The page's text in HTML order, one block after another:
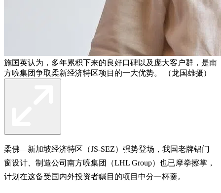
施国英认为，多年累积下来的良好口碑以及庞大客户群，是南
方喨集团争取柔新经济特区项目的一大优势。 （龙国雄摄）
柔佛—新加坡经济特区（JS-SEZ）强势登场，我国老牌铝门
窗设计、制造公司南方喨集团（LHL Group）也已摩拳擦掌，
计划在这备受国内外投资者瞩目的项目中分一杯羹。